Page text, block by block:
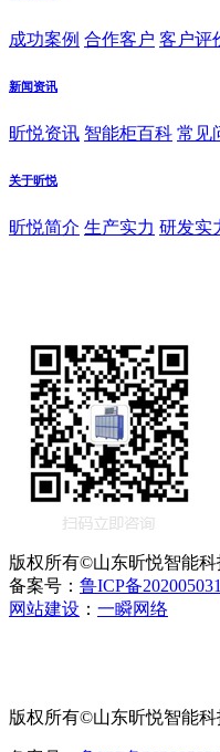
成功案例 合作客户 客户评
新闻资讯
昕悦资讯 智能柜百科 常见
关于昕悦
昕悦简介 生产实力 研发实
版权所有©山东昕悦智能科
备案号： 鲁ICP备
网站建设 ： 一瞬网络
版权所有©山东昕悦智能科